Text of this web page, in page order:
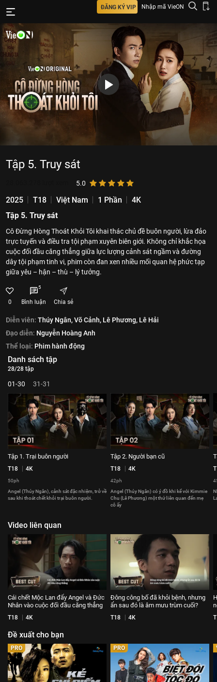
ĐĂNG KÝ VIP Nhập mã VieON
Tập 5. Truy sát
5.0
2025 T18 Việt Nam 1 Phần
4K
Tập 5. Truy sát
Cô Đừng Hòng Thoát Khỏi Tôi khai thác chủ đề buôn người, lừa đảo
trực tuyến và điều tra tội phạm xuyên biên giới. Không chỉ khắc họa
cuộc đối đầu căng thẳng giữa lực lượng cảnh sát ngầm và đường
dây tội phạm tinh vi, phim còn đan xen nhiều mối quan hệ phức tạp
giữa yêu – hận – thù – lý tưởng.
0
5
Bình luận Chia sẻ
Diễn viên: Thúy Ngân,Võ Cảnh, Lê Phương, Lê Hải
Đạo diễn: Nguyễn Hoàng Anh
Thể loại: Phim hành động
Danh sách tập
28/28 tập
01-30 31-31
Tập 1. Trại buôn người
T18 4K
50ph
Angel (Thúy Ngân), cảnh sát đặc nhiệm, trở về
sau khi thoát chết khỏi trại buôn người.
Tập 2. Người bạn cũ
T18 4K
42ph
Angel (Thúy Ngân) có ý đồ khi kể với Kimmie
Chu (Lê Phương) một thứ liên quan đến mẹ
cô ấy
Video liên quan
Cái chết Mộc Lan đẩy Angel và Đức
Nhân vào cuộc đối đầu căng thẳng
T18 4K
Đông công bố đã khỏi bệnh, nhưng
ẩn sau đó là âm mưu trùm cuối?
T18 4K
Đề xuất cho bạn
PRO PRO